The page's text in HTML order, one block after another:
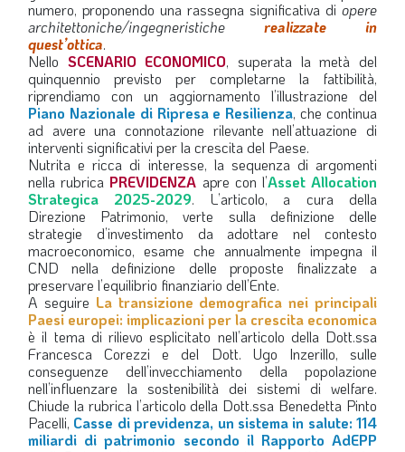
GOVERNANCE
FONDAZIONE
ASSOCIAZIONI
LA VIGNETTA DI EVASIO
SPECIALE
CAMBIA NUMERO expand_more
numero, proponendo una rassegna significativa di opere
architettoniche/ingegneristiche realizzate in
quest’ottica.
Nello SCENARIO ECONOMICO, superata la metà del
quinquennio previsto per completarne la fattibilità,
riprendiamo con un aggiornamento l’illustrazione del
Piano Nazionale di Ripresa e Resilienza, che continua
ad avere una connotazione rilevante nell’attuazione di
interventi significativi per la crescita del Paese.
Nutrita e ricca di interesse, la sequenza di argomenti
nella rubrica PREVIDENZA apre con l’Asset Allocation
Strategica 2025-2029. L’articolo, a cura della
Direzione Patrimonio, verte sulla definizione delle
strategie d’investimento da adottare nel contesto
macroeconomico, esame che annualmente impegna il
CND nella definizione delle proposte finalizzate a
preservare l’equilibrio finanziario dell’Ente.
A seguire La transizione demografica nei principali
Paesi europei: implicazioni per la crescita economica
è il tema di rilievo esplicitato nell’articolo della Dott.ssa
Francesca Corezzi e del Dott. Ugo Inzerillo, sulle
conseguenze dell’invecchiamento della popolazione
nell’influenzare la sostenibilità dei sistemi di welfare.
Chiude la rubrica l’articolo della Dott.ssa Benedetta Pinto
Pacelli, Casse di previdenza, un sistema in salute: 114
miliardi di patrimonio secondo il Rapporto AdEPP